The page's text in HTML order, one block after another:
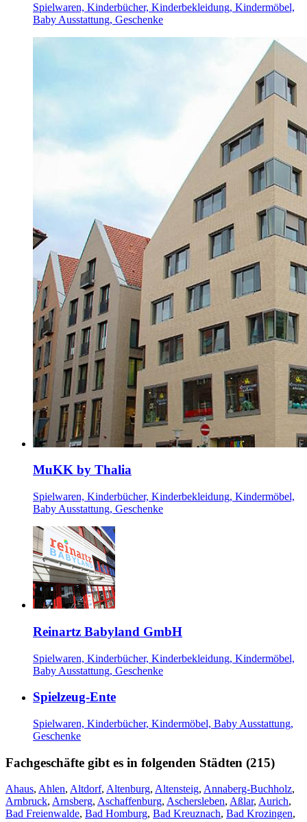
Spielwaren, Kinderbücher, Kinderbekleidung, Kindermöbel,
Baby Ausstattung, Geschenke
MuKK by Thalia
Spielwaren, Kinderbücher, Kinderbekleidung, Kindermöbel,
Baby Ausstattung, Geschenke
Reinartz Babyland GmbH
Spielwaren, Kinderbücher, Kinderbekleidung, Kindermöbel,
Baby Ausstattung, Geschenke
Spielzeug-Ente
Spielwaren, Kinderbücher, Kindermöbel, Baby Ausstattung,
Geschenke
Fachgeschäfte gibt es in folgenden Städten (215)
Ahaus, Ahlen, Altdorf, Altenburg, Altensteig, Annaberg-Buchholz,
Arnbruck, Arnsberg, Aschaffenburg, Aschersleben, Aßlar, Aurich,
Bad Freienwalde, Bad Homburg, Bad Kreuznach, Bad Krozingen,